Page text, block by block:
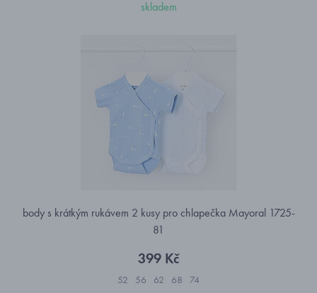
skladem
body s krátkým rukávem 2 kusy pro chlapečka Mayoral 1725-
81
399 Kč
52 56 62 68 74